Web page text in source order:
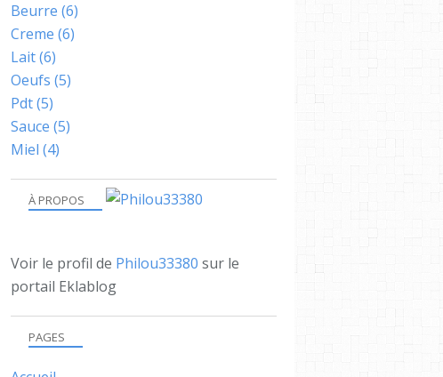
À PROPOS
Voir le profil de Philou33380 sur le
portail Eklablog
PAGES
Beurre (6)
Creme (6)
Lait(6)
Oeufs (5)
Pdt(5)
Sauce (5)
Miel (4)